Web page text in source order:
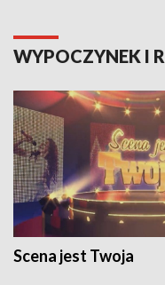
WYPOCZYNEK I
Scena jest Twoja